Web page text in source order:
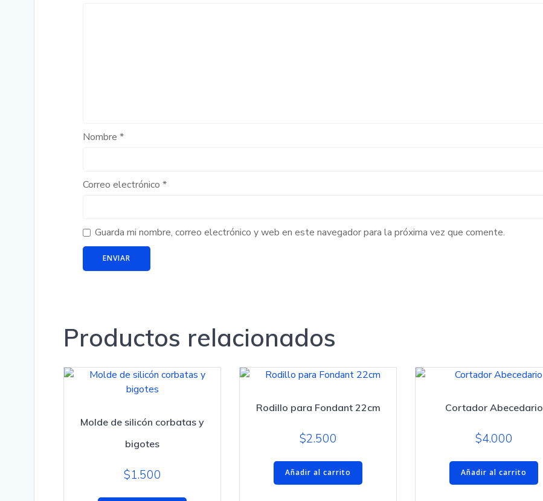
Nombre *
Correo electrónico *
Guarda mi nombre, correo electrónico y web en este navegador para la próxima vez que comente.
Productos relacionados
Molde de silicón corbatas y
bigotes
$1.500
Rodillo para Fondant 22cm
$2.500
Añadir al carrito
Cortador Abecedario
$4.000
Añadir al carrito